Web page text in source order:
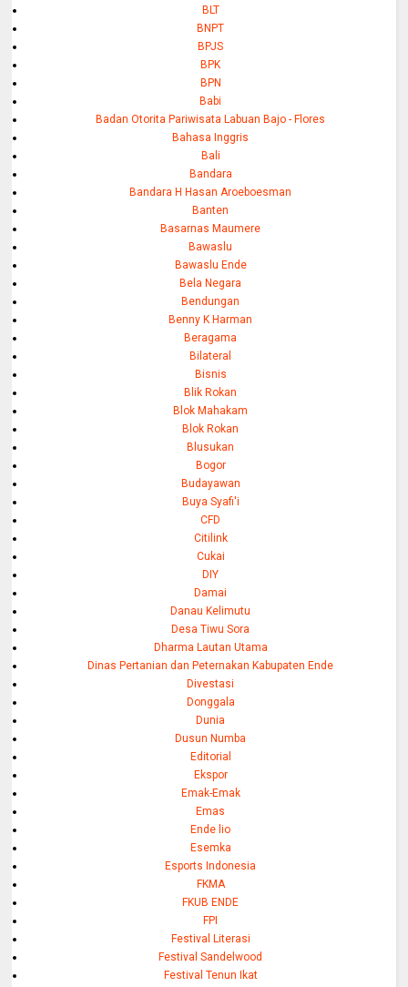
BLT
BNPT
BPJS
BPK
BPN
Babi
Badan Otorita Pariwisata Labuan Bajo - Flores
Bahasa Inggris
Bali
Bandara
Bandara H Hasan Aroeboesman
Banten
Basarnas Maumere
Bawaslu
Bawaslu Ende
Bela Negara
Bendungan
Benny K Harman
Beragama
Bilateral
Bisnis
Blik Rokan
Blok Mahakam
Blok Rokan
Blusukan
Bogor
Budayawan
Buya Syafi'i
CFD
Citilink
Cukai
DIY
Damai
Danau Kelimutu
Desa Tiwu Sora
Dharma Lautan Utama
Dinas Pertanian dan Peternakan Kabupaten Ende
Divestasi
Donggala
Dunia
Dusun Numba
Editorial
Ekspor
Emak-Emak
Emas
Ende lio
Esemka
Esports Indonesia
FKMA
FKUB ENDE
FPI
Festival Literasi
Festival Sandelwood
Festival Tenun Ikat